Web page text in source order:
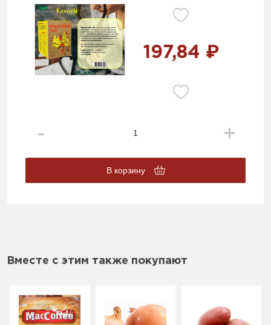
197,84 ₽
В корзину
Вместе с этим также покупают